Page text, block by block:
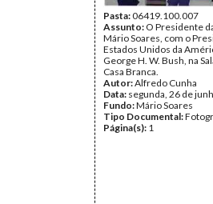
Pasta:06419.100.007
Assunto: O Presidente
Mário Soares, com o
Estados Unidos da
George H. W. Bush, na
Casa Branca.
Autor:Alfredo Cunha
Data: segunda, 26 de
Fundo:Mário Soares
Tipo Documental:
Página(s): 1